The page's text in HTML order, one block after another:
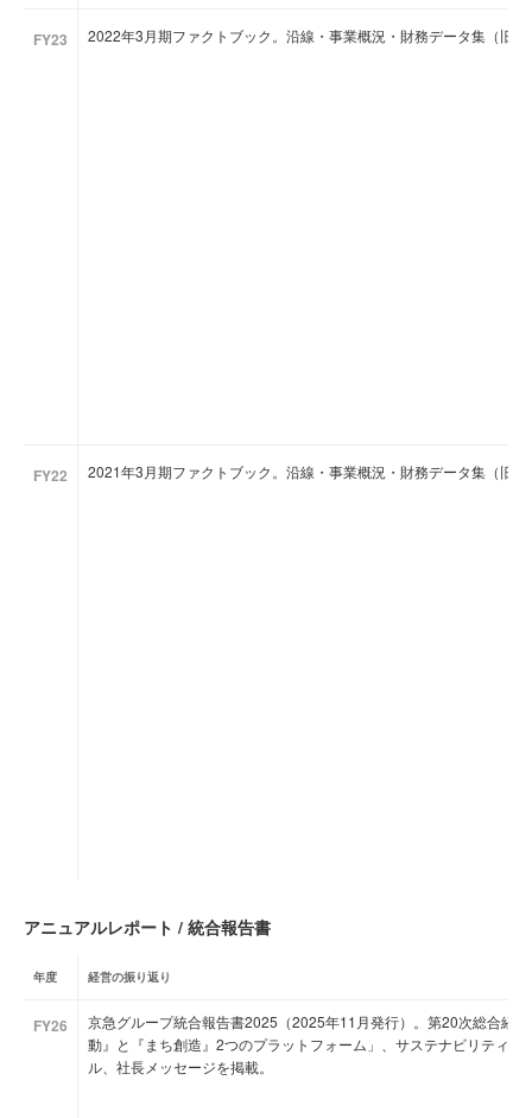
FY23 2022年3月期ファクトブック。沿線・事業概況・財務データ集（旧
FY22 2021年3月期ファクトブック。沿線・事業概況・財務データ集（旧
アニュアルレポート / 統合報告書
年度 経営の振り返り
FY26
京急グループ統合報告書2025（2025年11月発行）。第20次総合経
動』と『まち創造』2つのプラットフォーム」、サステナビリティ
ル、社長メッセージを掲載。